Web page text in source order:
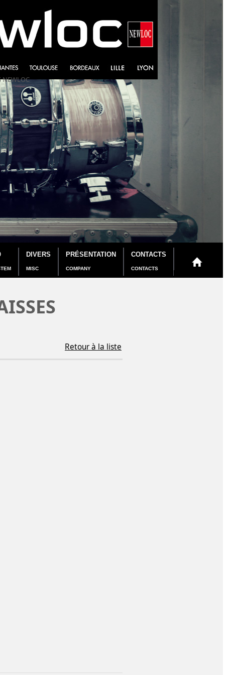
DIVERS
MISC
PRÉSENTATION
COMPANY
CONTACTS
CONTACTS
Retour à la liste